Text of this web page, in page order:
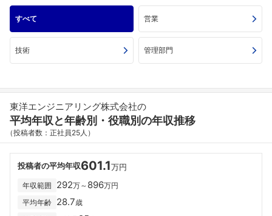
すべて 営業
技術 管理部門
東洋エンジニアリング株式会社の
平均年収と年齢別・役職別の年収推移
（投稿者数：正社員25人）
投稿者の平均年収601.1万円
年収範囲 292万～ 896万円
平均年齢 28.7歳